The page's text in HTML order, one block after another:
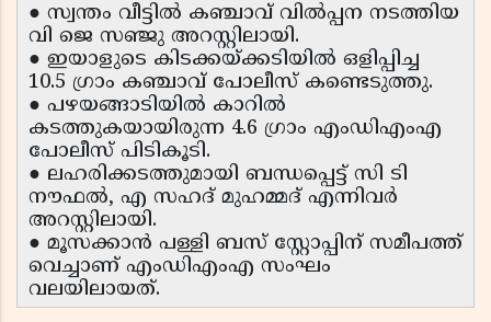
● സ്വന്തം വീട്ടിൽ കഞ്ചാവ് വിൽപ്പന നടത്തിയ
വി ജെ സഞ്ജു അറസ്റ്റിലായി.
● ഇയാളുടെ കിടക്കയ്ക്കടിയിൽ ഒളിപ്പിച്ച
10.5 ഗ്രാം കഞ്ചാവ് പോലീസ് കണ്ടെടുത്തു.
● പഴയങ്ങാടിയിൽ കാറിൽ
കടത്തുകയായിരുന്ന 4.6 ഗ്രാം എംഡിഎംഎ
പോലീസ് പിടികൂടി.
● ലഹരിക്കടത്തുമായി ബന്ധപ്പെട്ട് സി ടി
നൗഫൽ, എ സഹദ് മുഹമ്മദ് എന്നിവർ
അറസ്റ്റിലായി.
● മൂസക്കാൻ പള്ളി ബസ് സ്റ്റോപ്പിന് സമീപത്ത്
വെച്ചാണ് എംഡിഎംഎ സംഘം
വലയിലായത്.